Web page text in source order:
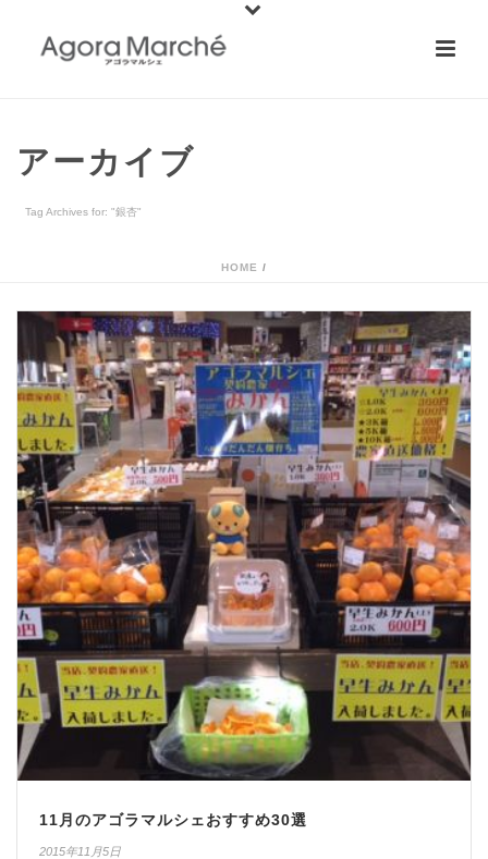
アーカイブ
Tag Archives for: "銀杏"
HOME /
11月のアゴラマルシェおすすめ30選
2015年11月5日